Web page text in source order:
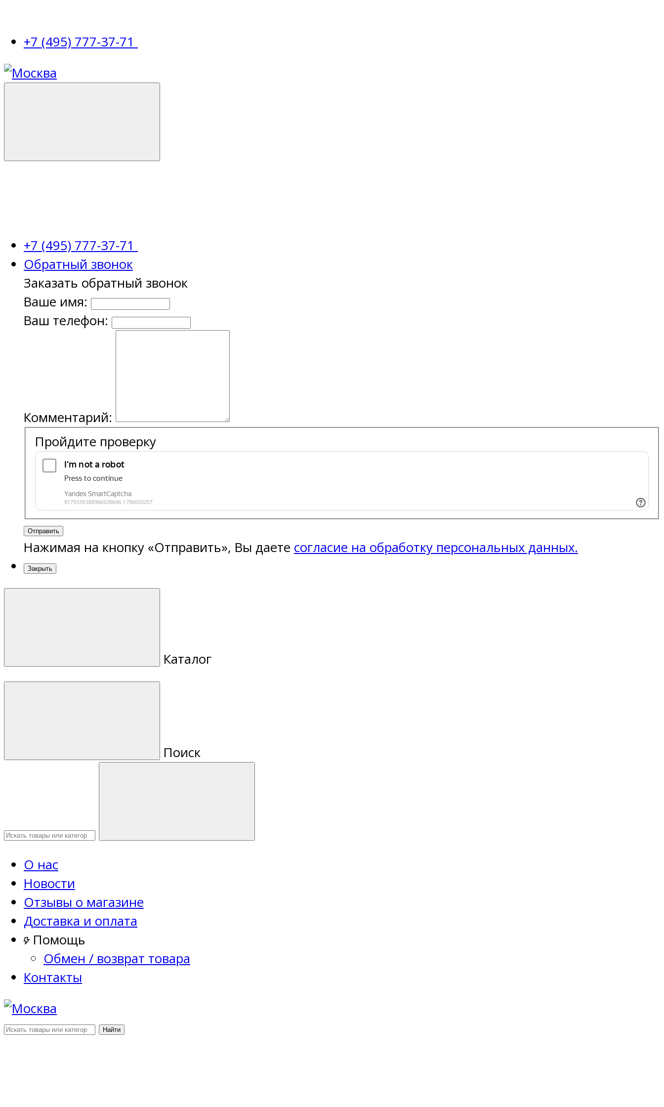
+7 (495) 777-37-71
+7 (495) 777-37-71
Обратный звонок
Заказать обратный звонок
Ваше имя:
Ваш телефон:
Комментарий:
Пройдите проверку
Отправить
Нажимая на кнопку «Отправить», Вы даете согласие на обработку персональных данных.
Закрыть
Каталог
Поиск
О нас
Новости
Отзывы о магазине
Доставка и оплата
Помощь
Обмен / возврат товара
Контакты
Найти